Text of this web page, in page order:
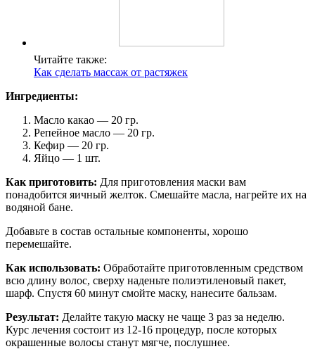
Читайте также:
Как сделать массаж от растяжек
Ингредиенты:
Масло какао — 20 гр.
Репейное масло — 20 гр.
Кефир — 20 гр.
Яйцо — 1 шт.
Как приготовить: Для приготовления маски вам
понадобится яичный желток. Смешайте масла, нагрейте их на
водяной бане.
Добавьте в состав остальные компоненты, хорошо
перемешайте.
Как использовать: Обработайте приготовленным средством
всю длину волос, сверху наденьте полиэтиленовый пакет,
шарф. Спустя 60 минут смойте маску, нанесите бальзам.
Результат: Делайте такую маску не чаще 3 раз за неделю.
Курс лечения состоит из 12-16 процедур, после которых
окрашенные волосы станут мягче, послушнее.